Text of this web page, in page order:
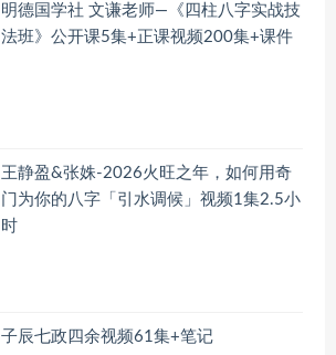
明德国学社 文谦老师—《四柱八字实战技
法班》公开课5集+正课视频200集+课件
王静盈&张姝-2026火旺之年，如何用奇
门为你的八字「引水调候」视频1集2.5小
时
子辰七政四余视频61集+笔记